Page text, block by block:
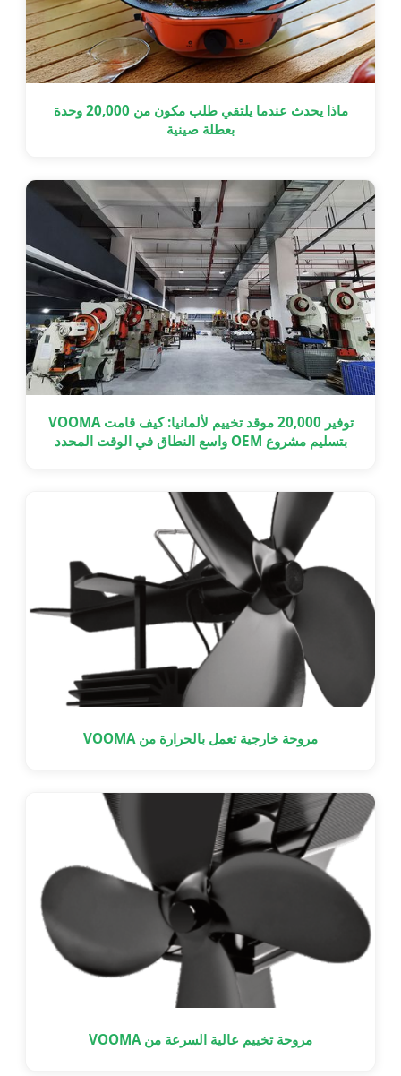
ماذا يحدث عندما يلتقي طلب مكون من 20,000 وحدة
بعطلة صينية
توفير 20,000 موقد تخييم لألمانيا: كيف قامت VOOMA
بتسليم مشروع OEM واسع النطاق في الوقت المحدد
مروحة خارجية تعمل بالحرارة من VOOMA
مروحة تخييم عالية السرعة من VOOMA